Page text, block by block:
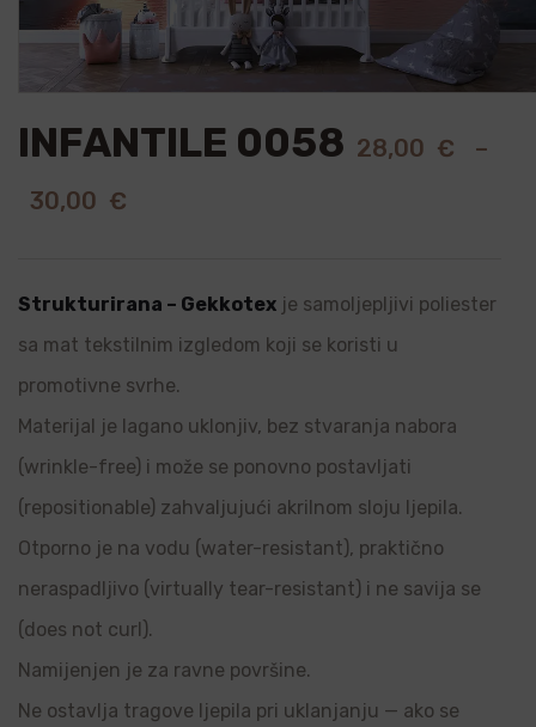
INFANTILE 0058 28,00 €
–
30,00 €
Strukturirana – Gekkotex je samoljepljivi poliester
sa mat tekstilnim izgledom koji se koristi u
promotivne svrhe.
Materijal je lagano uklonjiv, bez stvaranja nabora
(wrinkle-free) i može se ponovno postavljati
(repositionable) zahvaljujući akrilnom sloju ljepila.
Otporno je na vodu (water-resistant), praktično
neraspadljivo (virtually tear-resistant) i ne savija se
(does not curl).
Namijenjen je za ravne površine.
Ne ostavlja tragove ljepila pri uklanjanju — ako se